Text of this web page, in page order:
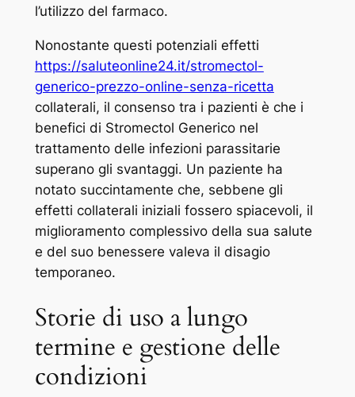
l’utilizzo del farmaco.
Nonostante questi potenziali effetti
https://saluteonline24.it/stromectol-
generico-prezzo-online-senza-ricetta
collaterali, il consenso tra i pazienti è che i
benefici di Stromectol Generico nel
trattamento delle infezioni parassitarie
superano gli svantaggi. Un paziente ha
notato succintamente che, sebbene gli
effetti collaterali iniziali fossero spiacevoli, il
miglioramento complessivo della sua salute
e del suo benessere valeva il disagio
temporaneo.
Storie di uso a lungo
termine e gestione delle
condizioni